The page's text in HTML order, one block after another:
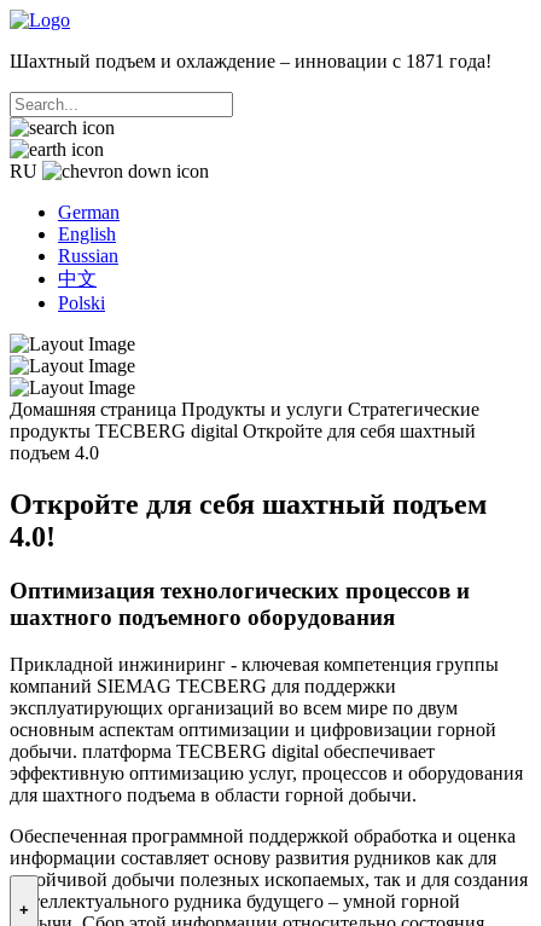
Шахтный подъем и охлаждение – инновации с 1871 года!
RU
German
English
Russian
中文
Polski
Домашняя страница Продукты и услуги Стратегические
продукты TECBERG digital Откройте для себя шахтный
подъем 4.0
Откройте для себя шахтный подъем
4.0!
Оптимизация технологических процессов и
шахтного подъемного оборудования
Прикладной инжиниринг - ключевая компетенция группы
компаний SIEMAG TECBERG для поддержки
эксплуатирующих организаций во всем мире по двум
основным аспектам оптимизации и цифровизации горной
добычи. платформа TECBERG digital обеспечивает
эффективную оптимизацию услуг, процессов и оборудования
для шахтного подъема в области горной добычи.
Обеспеченная программной поддержкой обработка и оценка
информации составляет основу развития рудников как для
устойчивой добычи полезных ископаемых, так и для создания
интеллектуального рудника будущего – умной горной
+